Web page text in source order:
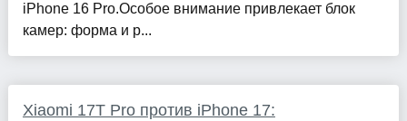
iPhone 16 Pro.Особое внимание привлекает блок
камер: форма и р...
Xiaomi 17T Pro против iPhone 17: